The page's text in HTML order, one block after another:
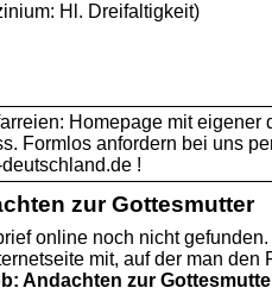
Hl. Dreifaltigkeit)
Homepage mit eigener
Formlos anfordern bei uns
!
zur Gottesmutter
online noch nicht gefunden.
mit, auf der man den
Andachten zur